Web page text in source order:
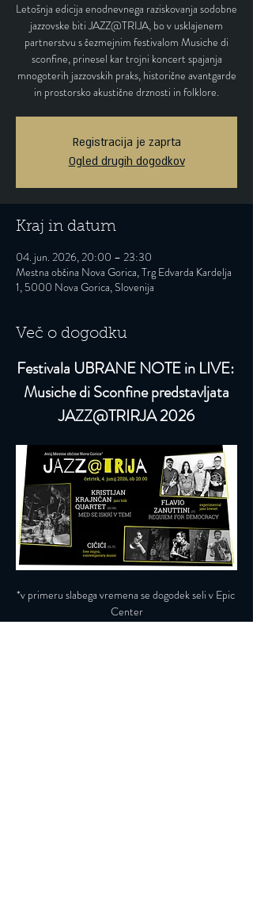
Letošnja edicija enodnevnega raziskovanja sodobne
jazzovske biti JAZZ@TRIJA, bo v usklajenem
partnerstvu s čezmejnim festivalom Musiche di
sconfine, prinesel kar trojni koncert spajanja
mnogoterih jazzovskih praks, historične avantgarde
in prostorsko akustične drznosti in folklore.
Registracija je zaprta
Ogled drugih dogodkov
Kraj in datum
04. jun. 2026, 20:00 – 23:30
Mestna občina Nova Gorica, Trg Edvarda Kardelja
1, 5000 Nova Gorica, Slovenija
Več o dogodku
Festivala UBRANE NOTE in LIVE:
Musiche di Sconfine predstavljata
JAZZ@TRIRJA 2026
*v primeru slabega vremena se dogodek seli v Epic
Center